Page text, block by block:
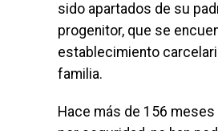
sido apartados de su
progenitor, que se
establecimiento
familia.
Hace más de 156